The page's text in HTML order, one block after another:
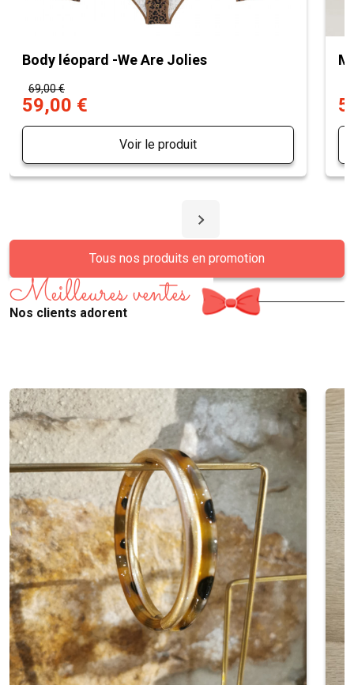
Body léopard -We Are Jolies
69,00 €
59,00 €
Voir le produit
Tous nos produits en promotion
Meilleures ventes
Nos clients adorent